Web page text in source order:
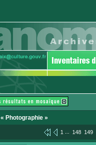
« Photographie »
1 ... 148 149